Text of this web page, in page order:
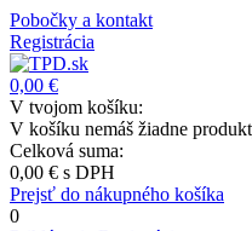
Pobočky a kontakt
Registrácia
0,00 €
V tvojom košíku:
V košíku nemáš žiadne
Celková suma:
0,00 € s DPH
Prejsť do nákupného košíka
0